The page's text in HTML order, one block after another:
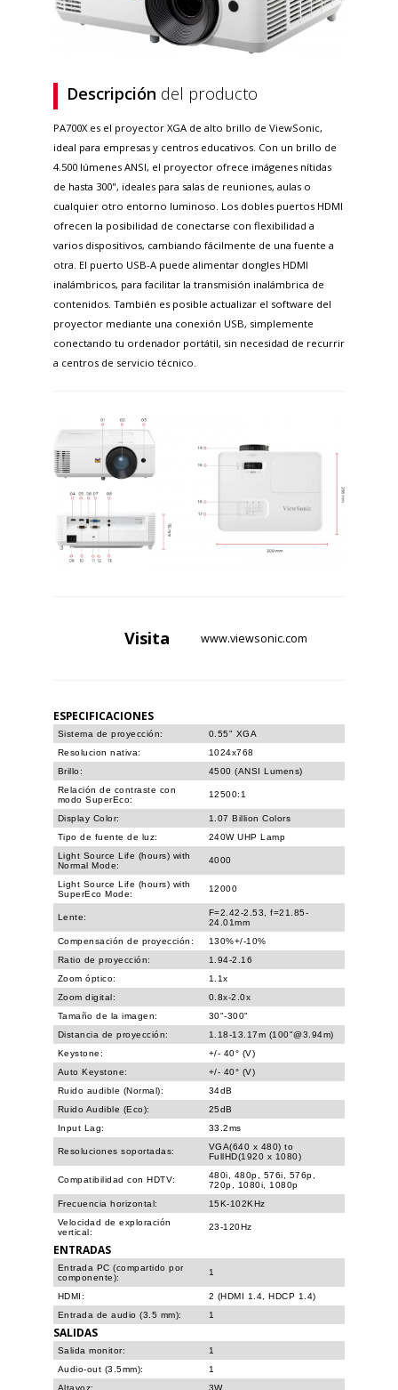
Descripción del producto
PA700X es el proyector XGA de alto brillo de ViewSonic,
ideal para empresas y centros educativos. Con un brillo de
4.500 lúmenes ANSI, el proyector ofrece imágenes nítidas
de hasta 300", ideales para salas de reuniones, aulas o
cualquier otro entorno luminoso. Los dobles puertos HDMI
ofrecen la posibilidad de conectarse con flexibilidad a
varios dispositivos, cambiando fácilmente de una fuente a
otra. El puerto USB-A puede alimentar dongles HDMI
inalámbricos, para facilitar la transmisión inalámbrica de
contenidos. También es posible actualizar el software del
proyector mediante una conexión USB, simplemente
conectando tu ordenador portátil, sin necesidad de recurrir
a centros de servicio técnico. ​
Visita www.viewsonic.com
ESPECIFICACIONES
Sistema de proyección:
0.55" XGA
Resolucion nativa:
1024x768
Brillo:
4500 (ANSI Lumens)
Relación de contraste con
modo SuperEco:
12500:1
Display Color:
1.07 Billion Colors
Tipo de fuente de luz:
240W UHP Lamp
Light Source Life (hours) with
Normal Mode:
4000
Light Source Life (hours) with
SuperEco Mode:
12000
Lente:
F=2.42-2.53, f=21.85-
24.01mm
Compensación de proyección:
130%+/-10%
Ratio de proyección:
1.94-2.16
Zoom óptico:
1.1x
Zoom digital:
0.8x-2.0x
Tamaño de la imagen:
30"-300"
Distancia de proyección:
1.18-13.17m (100"@3.94m)
Keystone:
+/- 40° (V)
Auto Keystone:
+/- 40° (V)
Ruido audible (Normal):
34dB
Ruido Audible (Eco):
25dB
Input Lag:
33.2ms
Resoluciones soportadas:
VGA(640 x 480) to
FullHD(1920 x 1080)
Compatibilidad con HDTV:
480i, 480p, 576i, 576p,
720p, 1080i, 1080p
Frecuencia horizontal:
15K-102KHz
Velocidad de exploración
vertical:
23-120Hz
ENTRADAS
Entrada PC (compartido por
componente):
1
HDMI:
2 (HDMI 1.4, HDCP 1.4)
Entrada de audio (3.5 mm):
1
SALIDAS
Salida monitor:
1
Audio-out (3.5mm):
1
Altavoz:
3W